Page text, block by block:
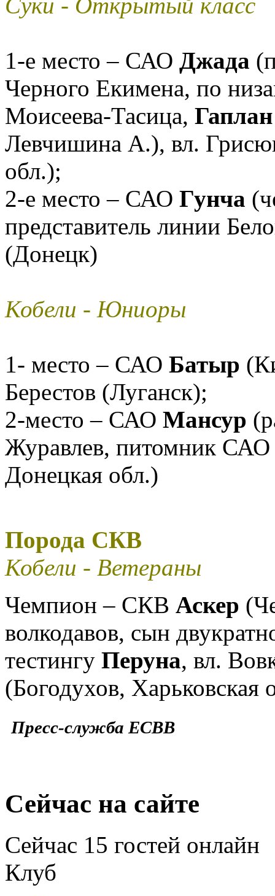
Суки - Открытый класс
1-е место – САО Джада
Черного Екимена, по
Моисеева-Тасица, Гаплан
Левчишина А.), вл.
обл.);
2-е место – САО Гунча
представитель линии
(Донецк)
Кобели - Юниоры
1- место – САО Батыр
Берестов (Луганск);
2-место – САО Мансур
Журавлев, питомник САО
Донецкая обл.)
Порода СКВ
Кобели - Ветераны
Чемпион – СКВ Аскер
волкодавов, сын
тестингу Перуна, вл.
(Богодухов, Харьковская
Пресс-служба ЕСВВ
Сейчас на сайте
Сейчас 15 гостей онлайн
Клуб